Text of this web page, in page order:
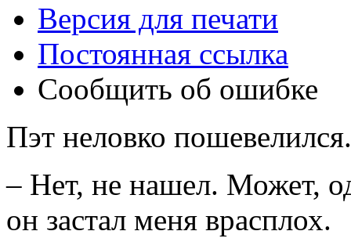
Версия для печати
Постоянная ссылка
Сообщить об ошибке
Пэт неловко пошевелился.
– Нет, не нашел. Может,
он застал меня врасплох.